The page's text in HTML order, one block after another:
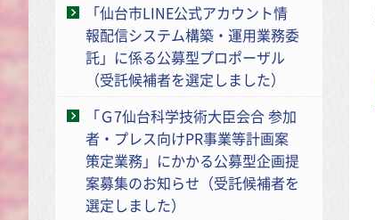
「仙台市LINE公式アカウント情
報配信システム構築・運用業務委
託」に係る公募型プロポーザル
（受託候補者を選定しました）
「Ｇ7仙台科学技術大臣会合 参加
者・プレス向けPR事業等計画案
策定業務」にかかる公募型企画提
案募集のお知らせ（受託候補者を
選定しました）